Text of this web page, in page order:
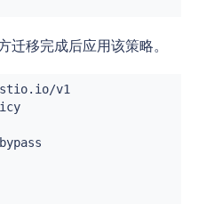
迁移完成后应用该策略。
AuthorizationPolicy
bypass